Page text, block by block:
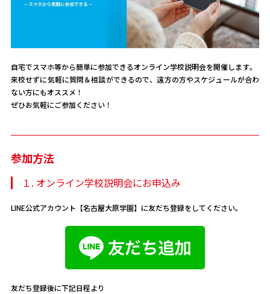
自宅でスマホ等から簡単に参加できるオンライン学校説明会を開催します。
来校せずに気軽に質問＆相談ができるので、遠方の方やスケジュールが合わ
ない方にもオススメ！
ぜひお気軽にご参加ください！
参加方法
１. オンライン学校説明会にお申込み
LINE公式アカウント【名古屋大原学園】に友だち登録をしてください。
友だち登録後に下記日程より